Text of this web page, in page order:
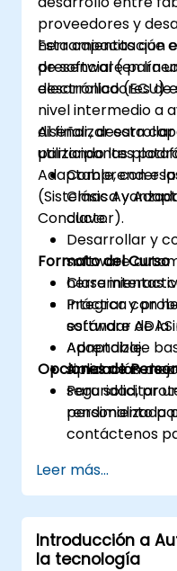
proveedores y
herramientas que
de software para
electrónico (ECU)
Esta capacitación
presencial (en
desarrolladores
nivel intermedio a
diseñar,
utilizando las
Adaptable, con
(Sistemas
Conductor).
Al finalizar esta
participantes
Comprender
Clásica y
clave.
Desarrollar y
software
herramientas
Integrar y
software ADAS
Adaptable.
Aplicar las
seguridad,
rendimiento
Formato del Curso
Clase
Práctica con
estándar de la
Aprendizaje
simulación de
Opciones de
Para solicitar
personalizada
contáctenos
Leer más...
Introducción a
la tecnología